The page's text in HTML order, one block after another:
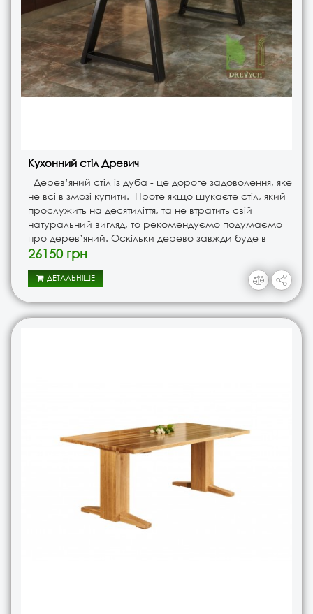
Кухонний стіл Древич
Дерев’яний стіл із дуба - це дороге задоволення, яке
не всі в змозі купити. Проте якщо шукаєте стіл, який
прослужить на десятиліття, та не втратить свій
натуральний вигляд, то рекомендуємо подумаємо
про дерев’яний. Оскільки дерево завжди буде в
тренді із роками стават..
26150 грн
ДЕТАЛЬНІШЕ